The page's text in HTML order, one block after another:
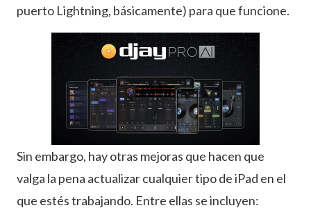
puerto Lightning, básicamente) para que funcione.
Sin embargo, hay otras mejoras que hacen que
valga la pena actualizar cualquier tipo de iPad en el
que estés trabajando. Entre ellas se incluyen: